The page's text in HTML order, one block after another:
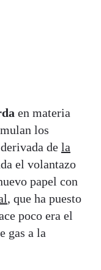
en materia
los
de la
el volantazo
papel con
, que ha puesto
poco era el
gas a la